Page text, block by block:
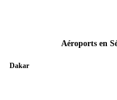
Aéroports en
Dakar